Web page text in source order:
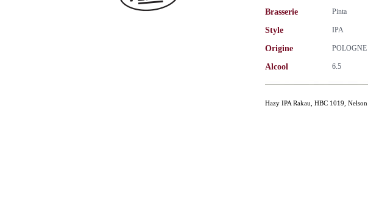
Brasserie Pinta
Style IPA
Origine POLOGNE
Alcool 6.5
Hazy IPA Rakau, HBC 1019,